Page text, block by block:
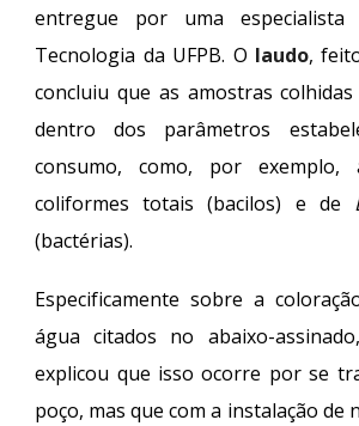
entregue por uma
Tecnologia da UFPB. O laudo,
concluiu que as amostras
dentro dos parâmetros
consumo, como, por exemplo,
coliformes totais (bacilos) e de
(bactérias).
Especificamente sobre a
água citados no abaixo-
explicou que isso ocorre por se
poço, mas que com a instalação de